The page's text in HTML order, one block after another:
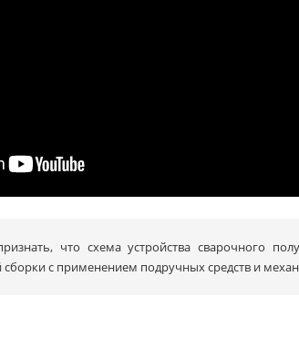
что схема устройства сварочного
сборки с применением подручных средств и